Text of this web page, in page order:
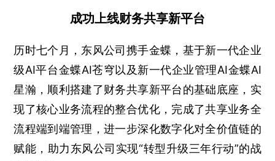
成功上线财务共享新平台
历时七个月，东风公司携手金蝶，基于新一代企业
级AI平台金蝶AI苍穹以及新一代企业管理AI金蝶AI
星瀚，顺利搭建了财务共享新平台的基础底座，实
现了核心业务流程的整合优化，完成了共享业务全
流程端到端管理，进一步深化数字化对全价值链的
赋能，助力东风公司实现“转型升级三年行动”的战